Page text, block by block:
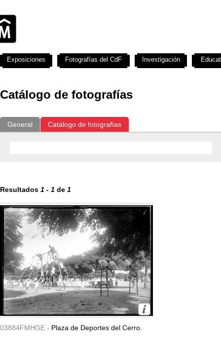
Catálogo de fotografías
General Catálogo de fotografías
Resultados 1 - 1 de 1
03884FMHGE - Plaza de Deportes del Cerro.
Exposiciones Fotografías del CdF Investigación